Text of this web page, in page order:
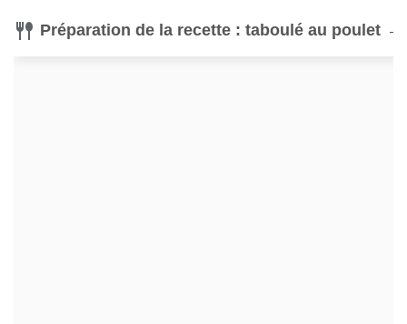
Préparation de la recette : taboulé au poulet